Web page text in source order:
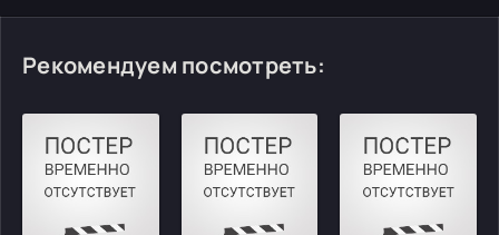
Рекомендуем посмотреть: